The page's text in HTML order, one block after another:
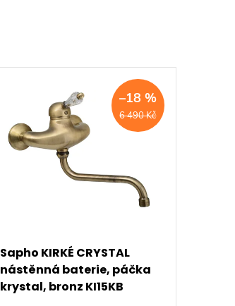
6 490 Kč
–18 %
Sapho KIRKÉ CRYSTAL
nástěnná baterie, páčka
krystal, bronz KI15KB